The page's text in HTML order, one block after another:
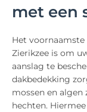
met een
Het
Zierikzee is om
aanslag te
dakbedekking
mossen en
hechten.